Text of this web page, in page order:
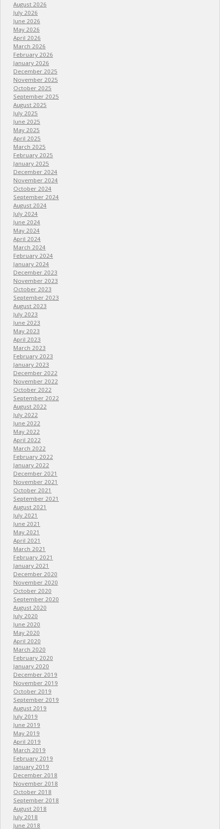
August 2026
July 2026
June 2026
May 2026
April 2026
March 2026
February 2026
January 2026
December 2025
November 2025
October 2025
September 2025
August 2025
July 2025
June 2025
May 2025
April 2025
March 2025
February 2025
January 2025
December 2024
November 2024
October 2024
September 2024
August 2024
July 2024
June 2024
May 2024
April 2024
March 2024
February 2024
January 2024
December 2023
November 2023
October 2023
September 2023
August 2023
July 2023
June 2023
May 2023
April 2023
March 2023
February 2023
January 2023
December 2022
November 2022
October 2022
September 2022
August 2022
July 2022
June 2022
May 2022
April 2022
March 2022
February 2022
January 2022
December 2021
November 2021
October 2021
September 2021
August 2021
July 2021
June 2021
May 2021
April 2021
March 2021
February 2021
January 2021
December 2020
November 2020
October 2020
September 2020
August 2020
July 2020
June 2020
May 2020
April 2020
March 2020
February 2020
January 2020
December 2019
November 2019
October 2019
September 2019
August 2019
July 2019
June 2019
May 2019
April 2019
March 2019
February 2019
January 2019
December 2018
November 2018
October 2018
September 2018
August 2018
July 2018
June 2018